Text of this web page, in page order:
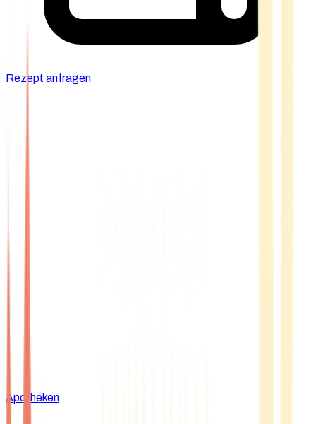
Rezept anfragen
Apotheken